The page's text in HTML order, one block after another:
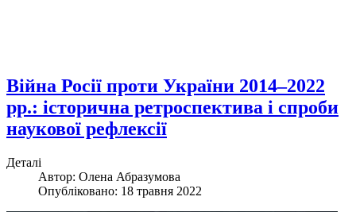
Війна Росії проти України 2014–2022
рр.: історична ретроспектива і спроби
наукової рефлексії
Деталі
Автор: Олена Абразумова
Опубліковано: 18 травня 2022